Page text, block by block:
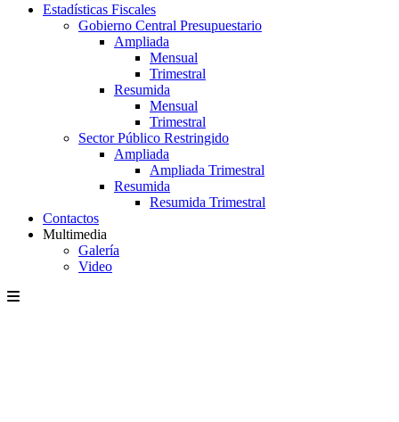
Estadísticas Fiscales
Gobierno Central Presupuestario
Ampliada
Mensual
Trimestral
Resumida
Mensual
Trimestral
Sector Público Restringido
Ampliada
Ampliada Trimestral
Resumida
Resumida Trimestral
Contactos
Multimedia
Galería
Video